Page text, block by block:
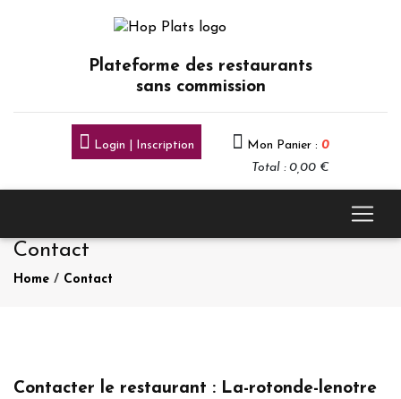
Plateforme des restaurants
sans commission
Login | Inscription Mon Panier : 0
Total : 0,00 €
Contact
Home / Contact
Contacter le restaurant : La-rotonde-lenotre